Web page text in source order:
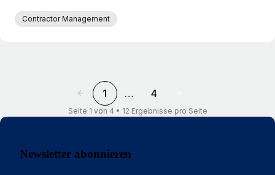
Contractor Management
1 … 4
Seite 1 von 4 • 12 Ergebnisse pro Seite
Newsletter abonnieren